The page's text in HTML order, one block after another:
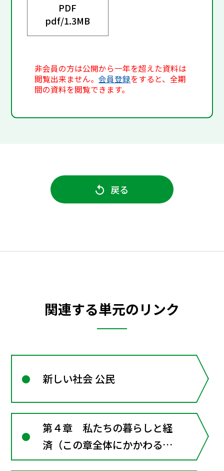
PDF
pdf/1.3MB
非会員の方は公開から一年を超えた資料は
閲覧出来ません。会員登録をすると、全期
間の資料を閲覧できます。
戻る
関連する単元のリンク
新しい社会 公民
第４章 私たちの暮らしと経
済（この章全体にかかわる資
料）